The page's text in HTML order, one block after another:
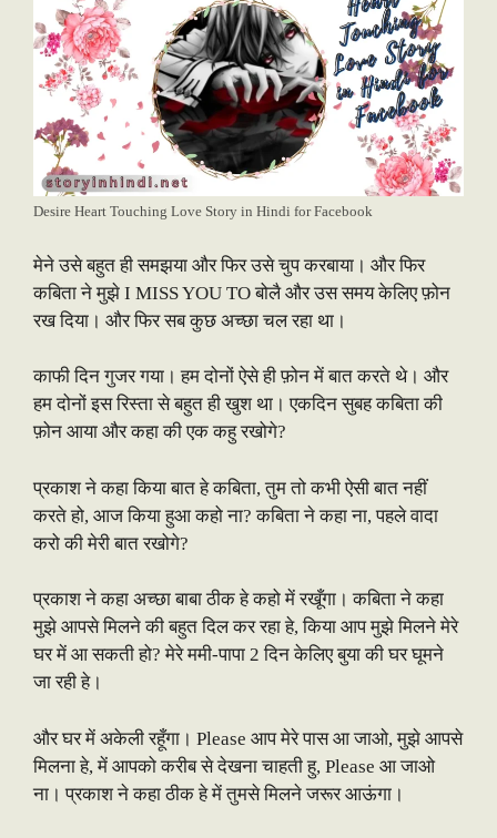
Desire Heart Touching Love Story in Hindi for Facebook
मेने उसे बहुत ही समझया और फिर उसे चुप करबाया। और फिर
कबिता ने मुझे I MISS YOU TO बोलै और उस समय केलिए फ़ोन
रख दिया। और फिर सब कुछ अच्छा चल रहा था।
काफी दिन गुजर गया। हम दोनों ऐसे ही फ़ोन में बात करते थे। और
हम दोनों इस रिस्ता से बहुत ही खुश था। एकदिन सुबह कबिता की
फ़ोन आया और कहा की एक कहु रखोगे?
प्रकाश ने कहा किया बात हे कबिता, तुम तो कभी ऐसी बात नहीं
करते हो, आज किया हुआ कहो ना? कबिता ने कहा ना, पहले वादा
करो की मेरी बात रखोगे?
प्रकाश ने कहा अच्छा बाबा ठीक हे कहो में रखूँगा। कबिता ने कहा
मुझे आपसे मिलने की बहुत दिल कर रहा हे, किया आप मुझे मिलने मेरे
घर में आ सकती हो? मेरे ममी-पापा 2 दिन केलिए बुया की घर घूमने
जा रही हे।
और घर में अकेली रहूँगा। Please आप मेरे पास आ जाओ, मुझे आपसे
मिलना हे, में आपको करीब से देखना चाहती हु, Please आ जाओ
ना। प्रकाश ने कहा ठीक हे में तुमसे मिलने जरूर आऊंगा।